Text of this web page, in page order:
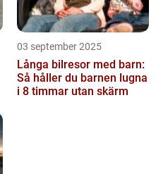
03 september 2025
Långa bilresor med barn:
Så håller du barnen lugna
i 8 timmar utan skärm